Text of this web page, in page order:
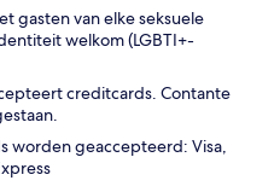
gasten van elke seksuele
welkom (LGBTI+-
creditcards. Contante
worden geaccepteerd: Visa,